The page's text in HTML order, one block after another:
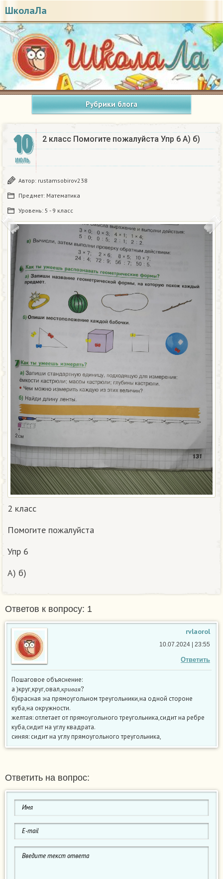
ШколаЛа
Рубрики блога
10
ИЮЛЬ
2 класс Помогите пожалуйста Упр 6 А) б)
Автор: rustamsobirov238
Предмет: Математика
Уровень: 5 - 9 класс
2 класс
Помогите пожалуйста
Упр 6
А) б)
Ответов к вопросу: 1
rvlaorol
Ответить
10.07.2024 | 23:55
Пошаговое объяснение:
а )круг,круг,овал,
кривая
б)красная :на прямоугольном треугольники,на одной стороне
куба,на окружности.
желтая: отлетает от прямоугольного треугольника,сидит на ребре
куба,сидит на углу квадрата.
синяя: сидит на углу прямоугольного треугольника,
Ответить на вопрос: